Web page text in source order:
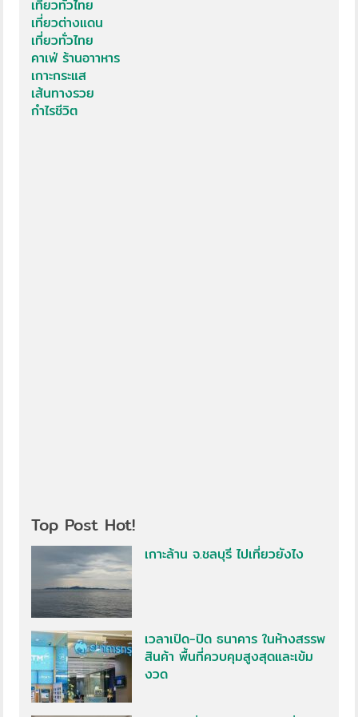
เที่ยวทั่วไทย
เที่ยวต่างแดน
เที่ยวทั่วไทย
คาเฟ่ ร้านอาาหาร
เกาะกระแส
เส้นทางรวย
กำไรชีวิต
Top Post Hot!
เกาะล้าน จ.ชลบุรี ไปเที่ยวยังไง
เวลาเปิด-ปิด ธนาคาร ในห้างสรรพ
สินค้า พื้นที่ควบคุมสูงสุดและเข้ม
งวด